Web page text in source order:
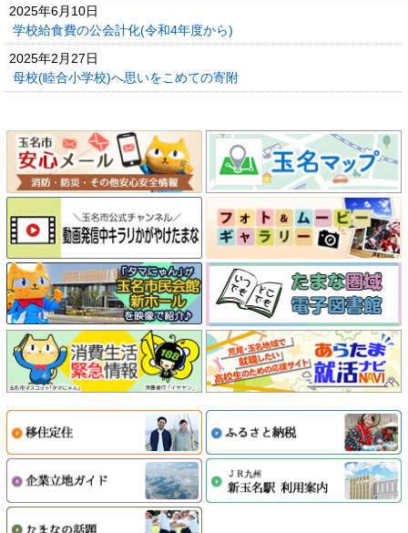
2025年6月10日
学校給食費の公会計化(令和4年度から)
2025年2月27日
母校(睦合小学校)へ思いをこめての寄附